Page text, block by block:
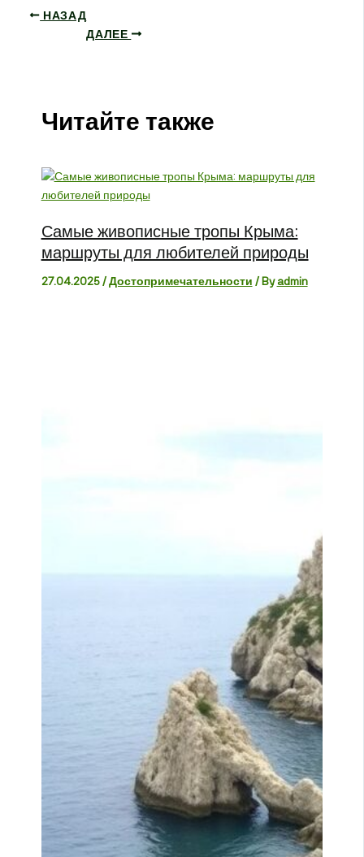
НАЗАД
ДАЛЕЕ
Читайте также
Самые живописные тропы Крыма:
маршруты для любителей природы
27.04.2025/Достопримечательности / Byadmin